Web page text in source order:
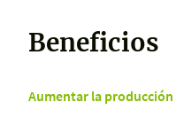
Beneficios
Aumentar la producción